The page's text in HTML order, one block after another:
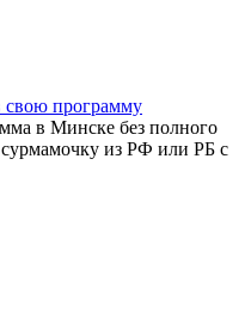
свою программу
в Минске без полного
из РФ или РБ c